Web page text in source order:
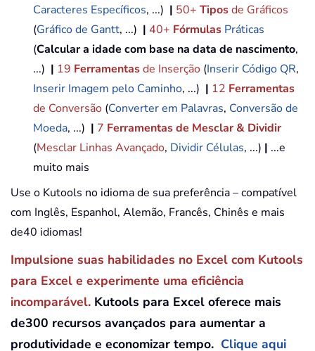
Caracteres Específicos, ...) | 50+ Tiposde Gráficos
(Gráfico de Gantt, ...) | 40+ Fórmulas Práticas
(Calcular a idade com base na data de nascimento,
...) | 19 Ferramentasde Inserção (Inserir Código QR,
Inserir Imagem pelo Caminho, ...) | 12 Ferramentas
de Conversão (Converter em Palavras, Conversão de
Moeda, ...) | 7 Ferramentas de Mesclar & Dividir
(Mesclar Linhas Avançado, Dividir Células, ...) | ...e
muito mais
Use o Kutools no idioma de sua preferência – compatível
com Inglês, Espanhol, Alemão, Francês, Chinês e mais
de40 idiomas!
Impulsione suas habilidades no Excel com Kutools
para Excel e experimente uma eficiência
incomparável. Kutools para Excel oferece mais
de300 recursos avançados para aumentar a
produtividade e economizar tempo. Clique aqui